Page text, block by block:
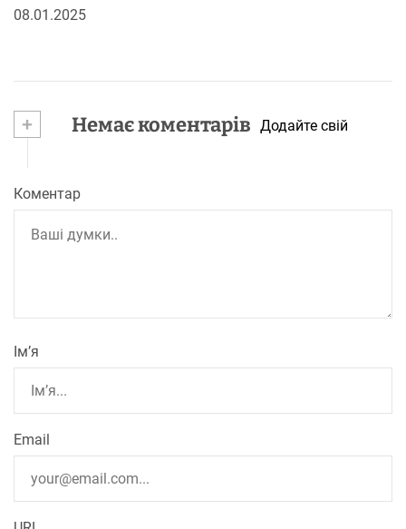
08.01.2025
+ Немає коментарів Додайте свій
Коментар
Ім’я
Email